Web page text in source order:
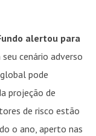
alertou para
seu cenário adverso
pode
projeção de
de risco estão
o ano, aperto nas